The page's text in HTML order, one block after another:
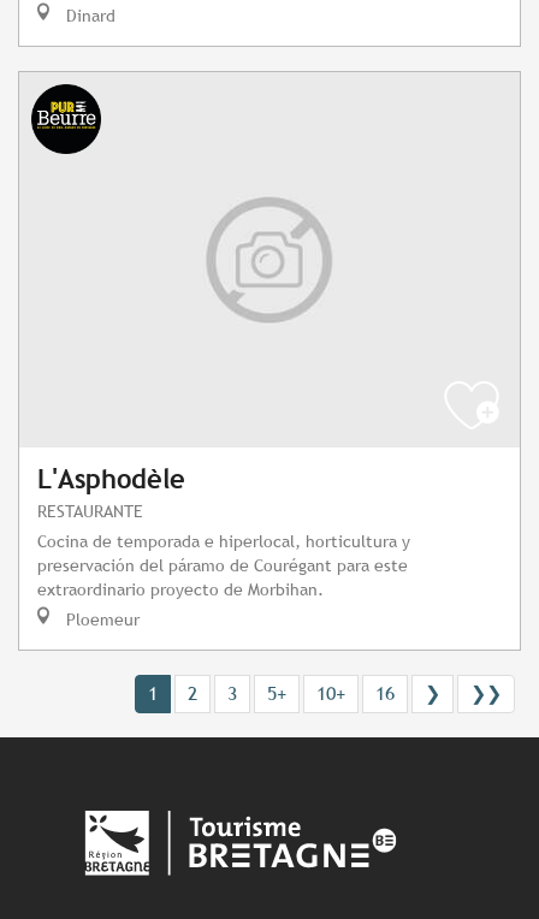
Dinard
L'Asphodèle
RESTAURANTE
Cocina de temporada e hiperlocal, horticultura y
preservación del páramo de Courégant para este
extraordinario proyecto de Morbihan.
Ploemeur
1 2 3 5+ 10+ 16 ❯ ❯❯